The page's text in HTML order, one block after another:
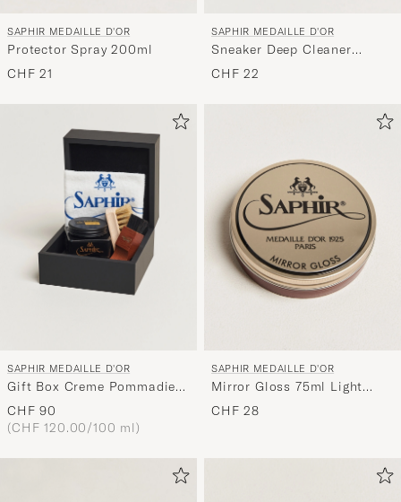
SAPHIR MEDAILLE D'OR
Protector Spray 200ml
CHF 21
SAPHIR MEDAILLE D'OR
Sneaker Deep Cleaner
100ml
CHF 22
SAPHIR MEDAILLE D'OR
Gift Box Creme Pommadier
Black & Brush
CHF 90
(CHF 120.00/100 ml)
SAPHIR MEDAILLE D'OR
Mirror Gloss 75ml Light
Brown
CHF 28